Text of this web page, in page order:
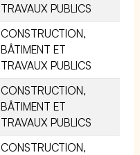
TRAVAUX PUBLICS
CONSTRUCTION,
BÂTIMENT ET
TRAVAUX PUBLICS
CONSTRUCTION,
BÂTIMENT ET
TRAVAUX PUBLICS
CONSTRUCTION,